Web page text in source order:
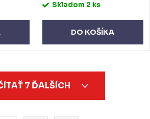
Skladom 2 ks
DO KOŠÍKA
7 ĎALŠÍCH